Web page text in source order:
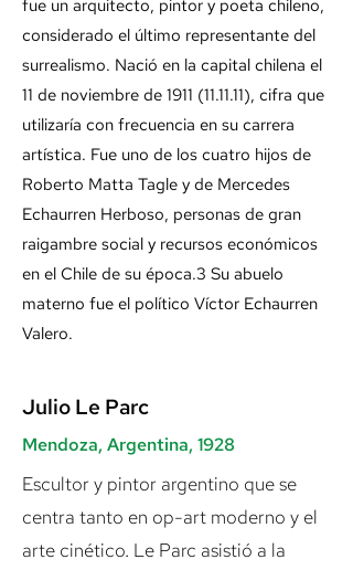
fue un arquitecto, pintor y poeta chileno,
considerado el último representante del
surrealismo. Nació en la capital chilena el
11 de noviembre de 1911 (11.11.11), cifra que
utilizaría con frecuencia en su carrera
artística. Fue uno de los cuatro hijos de
Roberto Matta Tagle y de Mercedes
Echaurren Herboso, personas de gran
raigambre social y recursos económicos
en el Chile de su época.3 Su abuelo
materno fue el político Víctor Echaurren
Valero.
Julio Le Parc
Mendoza, Argentina, 1928
Escultor y pintor argentino que se
centra tanto en op-art moderno y el
arte cinético. Le Parc asistió a la